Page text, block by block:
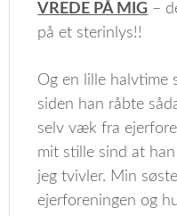
VREDE PÅ MIG –
på et sterinlys!!
Og en lille halvtime
siden han råbte
selv væk fra
mit stille sind at han
jeg tvivler. Min
ejerforeningen og